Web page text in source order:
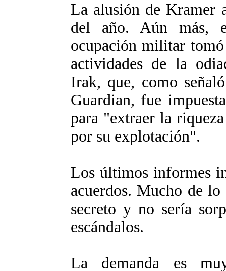
La alusión de Kramer
del año. Aún más,
ocupación militar
actividades de la
Irak, que, como
Guardian, fue
para "extraer la
por su explotación".
Los últimos informes
acuerdos. Mucho de
secreto y no sería
escándalos.
La demanda es